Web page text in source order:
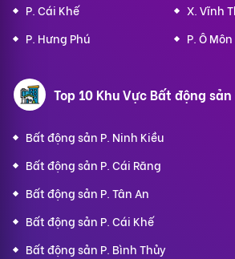
P. Cái Khế
X. Vĩnh
P. Hưng Phú
P. Ô Môn
Top 10 Khu Vực Bất động sản
Bất động sản P. Ninh Kiều
Bất động sản P. Cái Răng
Bất động sản P. Tân An
Bất động sản P. Cái Khế
Bất động sản P. Bình Thủy